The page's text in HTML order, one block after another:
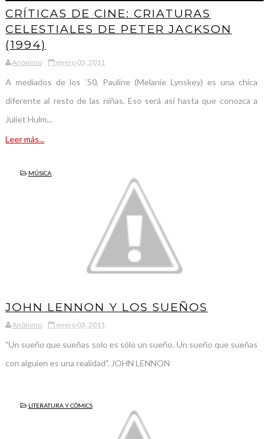
CRÍTICAS DE CINE: CRIATURAS
CELESTIALES DE PETER JACKSON
(1994)
Anónimo enero 03, 2011
A mediados de los ´50, Pauline (Melanie Lynskey) es una chica
diferente al resto de las niñas. Eso será así hasta que conozca a
Juliet Hulm...
Leer más...
MÚSICA
JOHN LENNON Y LOS SUEÑOS
Anónimo enero 03, 2011
"Un sueño que sueñas solo es sólo un sueño. Un sueño que sueñas
con alguien es una realidad". JOHN LENNON
LITERATURA Y CÓMICS